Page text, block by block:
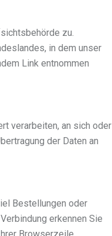
zu.
in dem unser
Link entnommen
verarbeiten, an sich oder
der Daten an
Bestellungen oder
erkennen Sie